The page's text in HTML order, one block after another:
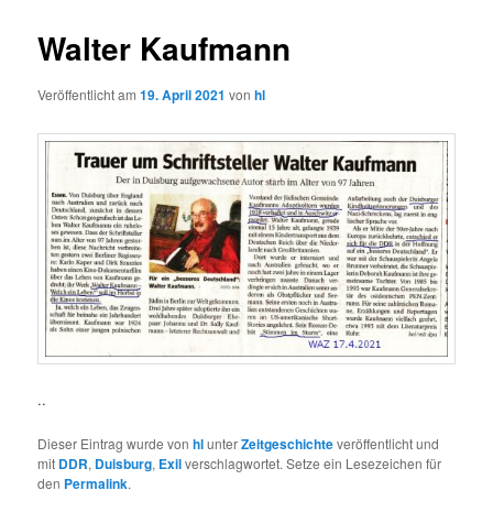
Walter Kaufmann
Veröffentlicht am19. April 2021 vonhl
..
Dieser Eintrag wurde vonhlunterZeitgeschichteveröffentlicht und
mit DDR, Duisburg, Exilverschlagwortet. Setze ein Lesezeichen für
den Permalink.